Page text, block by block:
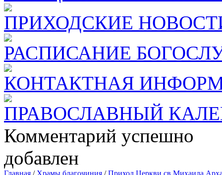
ПРИХОДСКИЕ
РАСПИСАНИЕ
КОНТАКТНАЯ
ПРАВОСЛАВНЫЙ
Комментарий успешно
добавлен
Главная / Храмы благочиния /Приход Церкви св.Михаила